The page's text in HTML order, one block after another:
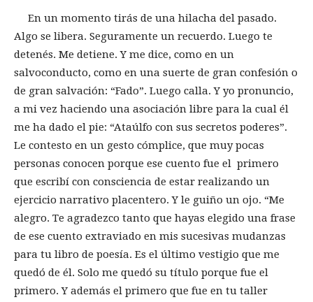
En un momento tirás de una hilacha del pasado.
Algo se libera. Seguramente un recuerdo. Luego te
detenés. Me detiene. Y me dice, como en un
salvoconducto, como en una suerte de gran confesión o
de gran salvación: “Fado”. Luego calla. Y yo pronuncio,
a mi vez haciendo una asociación libre para la cual él
me ha dado el pie: “Ataúlfo con sus secretos poderes”.
Le contesto en un gesto cómplice, que muy pocas
personas conocen porque ese cuento fue el primero
que escribí con consciencia de estar realizando un
ejercicio narrativo placentero. Y le guiño un ojo. “Me
alegro. Te agradezco tanto que hayas elegido una frase
de ese cuento extraviado en mis sucesivas mudanzas
para tu libro de poesía. Es el último vestigio que me
quedó de él. Solo me quedó su título porque fue el
primero. Y además el primero que fue en tu taller